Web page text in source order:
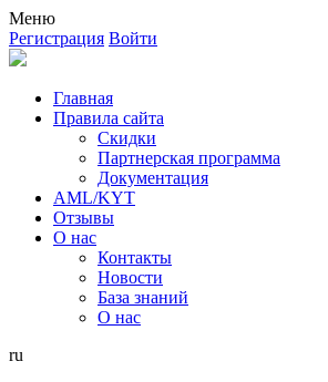
Меню
Регистрация Войти
Главная
Правила сайта
Скидки
Партнерская программа
Документация
AML/KYT
Отзывы
О нас
Контакты
Новости
База знаний
О нас
ru